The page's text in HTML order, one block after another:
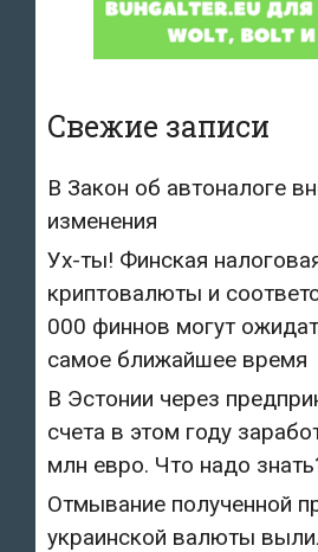
Свежие записи
В Закон об автоналоге
изменения
Ух-ты! Финская
криптовалюты и
000 финнов могут
самое ближайшее время
В Эстонии через
счета в этом году
млн евро. Что надо
Отмывание полученной
украинской валюты